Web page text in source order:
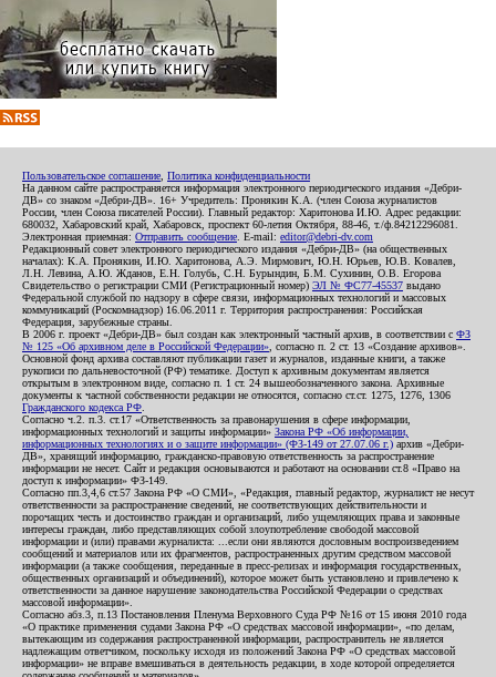
Пользовательское соглашение Политика конфиденциальности
На данном сайте распространяется информация электронного периодического издания «Дебри-
ДВ» со знаком «Дебри-ДВ». 16+ Учредитель: Пронякин К.А. (член Союза журналистов
России, член Союза писателей России). Главный редактор: Харитонова И.Ю. Адрес редакции:
680032, Хабаровский край, Хабаровск, проспект 60-летия Октября, 88-46, т./ф.84212296081.
Электронная приемная: Отправить сообщение . E-mail: editor@debri-dv.com
Редакционный совет электронного периодического издания «Дебри-ДВ» (на общественных
началах): К.А. Пронякин, И.Ю. Харитонова, А.Э. Мирмович, Ю.Н. Юрьев, Ю.В. Ковалев,
Л.Н. Левина, А.Ю. Жданов, Е.Н. Голубь, С.Н. Бурындин, Б.М. Сухинин, О.В. Егорова
Свидетельство о регистрации СМИ (Регистрационный номер) ЭЛ № ФС77-45537 выдано
Федеральной службой по надзору в сфере связи, информационных технологий и массовых
коммуникаций (Роскомнадзор) 16.06.2011 г. Территория распространения: Российская
Федерация, зарубежные страны.
В 2006 г. проект «Дебри-ДВ» был создан как электронный частный архив, в соответствии с ФЗ
№ 125 «Об архивном деле в Российской Федерации» , согласно п. 2 ст. 13 «Создание архивов».
Основной фонд архива составляют публикации газет и журналов, изданные книги, а также
рукописи по дальневосточной (РФ) тематике. Доступ к архивным документам является
открытым в электронном виде, согласно п. 1 ст. 24 вышеобозначенного закона. Архивные
документы к частной собственности редакции не относятся, согласно ст.ст. 1275, 1276, 1306
Гражданского кодекса РФ
Согласно ч.2. п.3. ст.17 «Ответственность за правонарушения в сфере информации,
информационных технологий и защиты информации» Закона РФ «Об информации,
информационных технологиях и о защите информации» (ФЗ-149 от 27.07.06 г.) архив «Дебри-
ДВ», хранящий информацию, гражданско-правовую ответственность за распространение
информации не несет. Сайт и редакция основываются и работают на основании ст.8 «Право на
доступ к информации» ФЗ-149.
Согласно пп.3,4,6 ст.57 Закона РФ «О СМИ», «Редакция, главный редактор, журналист не несут
ответственности за распространение сведений, не соответствующих действительности и
порочащих честь и достоинство граждан и организаций, либо ущемляющих права и законные
интересы граждан, либо представляющих собой злоупотребление свободой массовой
информации и (или) правами журналиста: ...если они являются дословным воспроизведением
сообщений и материалов или их фрагментов, распространенных другим средством массовой
информации (а также сообщения, переданные в пресс-релизах и информация государственных,
общественных организаций и объединений), которое может быть установлено и привлечено к
ответственности за данное нарушение законодательства Российской Федерации о средствах
массовой информации».
Согласно абз.3, п.13 Постановления Пленума Верховного Суда РФ №16 от 15 июня 2010 года
«О практике применения судами Закона РФ «О средствах массовой информации», «по делам,
вытекающим из содержания распространенной информации, распространитель не является
надлежащим ответчиком, поскольку исходя из положений Закона РФ «О средствах массовой
информации» не вправе вмешиваться в деятельность редакции, в ходе которой определяется